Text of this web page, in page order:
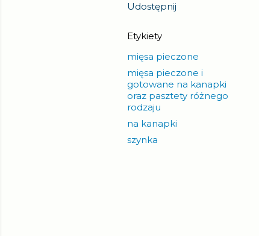
Udostępnij
Etykiety
mięsa pieczone
mięsa pieczone i
gotowane na kanapki
oraz pasztety różnego
rodzaju
na kanapki
szynka